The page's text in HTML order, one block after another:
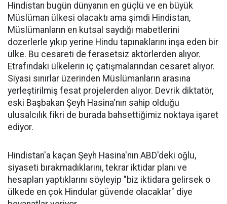
Hindistan bugün dünyanın en güçlü ve en büyük
Müslüman ülkesi olacaktı ama şimdi Hindistan,
Müslümanların en kutsal saydığı mabetlerini
dozerlerle yıkıp yerine Hindu tapınaklarını inşa eden bir
ülke. Bu cesareti de ferasetsiz aktörlerden alıyor.
Etrafındaki ülkelerin iç çatışmalarından cesaret alıyor.
Siyasi sınırlar üzerinden Müslümanların arasına
yerleştirilmiş fesat projelerden alıyor. Devrik diktatör,
eski Başbakan Şeyh Hasina'nın sahip olduğu
ulusalcılık fikri de burada bahsettiğimiz noktaya işaret
ediyor.
Hindistan'a kaçan Şeyh Hasina'nın ABD'deki oğlu,
siyaseti bırakmadıklarını, tekrar iktidar planı ve
hesapları yaptıklarını söyleyip "biz iktidara gelirsek o
ülkede en çok Hindular güvende olacaklar" diye